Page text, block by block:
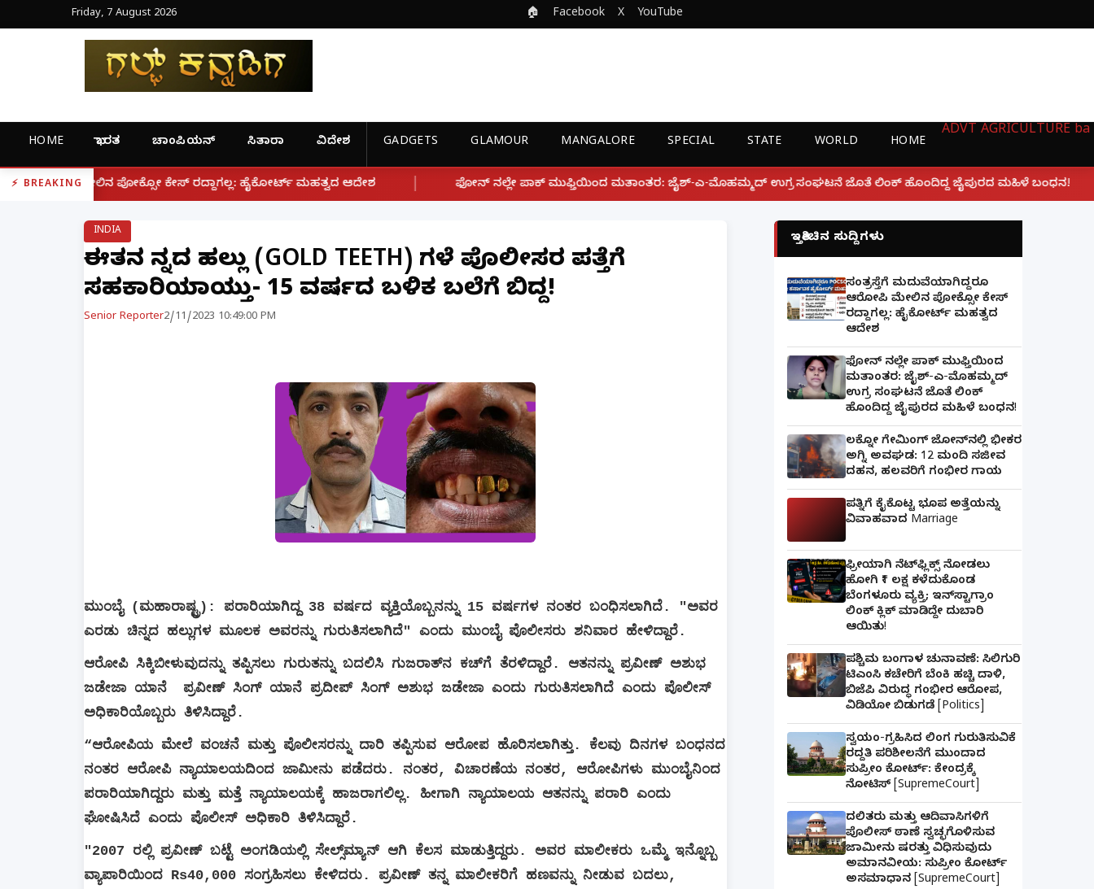
Friday, 7 August 2026 🏠 Facebook X YouTube
HOME ಭಾರತ ಚಾಂಪಿಯನ್ ಸಿತಾರಾ ವಿದೇಶ GADGETS GLAMOUR MANGALORE SPECIAL STATE WORLD HOME
ADVT AGRICULTURE ba
BREAKING
ಕೇಸ್ ರದ್ದಾಗಲ್ಲ: ಹೈಕೋರ್ಟ್ ಮಹತ್ವದ ಆದೇಶ | ಫೋನ್ ನಲ್ಲೇ ಪಾಕ್ ಮುಫ್ತಿಯಿಂದ ಮತಾಂತರ: ಜೈಶ್-ಎ-ಮೊಹಮ್ಮದ್ ಉಗ್ರ ಸಂಘಟನೆ ಜೊತೆ ಲಿಂಕ್ ಹೊಂದಿದ್ದ ಜೈಪುರದ ಮಹಿಳೆ ಬಂಧನ! | ಲಕ್ನೋ ಗೇಮಿಂಗ್
INDIA
ಈತನ ಚಿನ್ನದ ಹಲ್ಲು (GOLD TEETH) ಗಳೆ ಪೊಲೀಸರ ಪತ್ತೆಗೆ
ಸಹಕಾರಿಯಾಯ್ತು- 15 ವರ್ಷದ ಬಳಿಕ ಬಲೆಗೆ ಬಿದ್ದ!
Senior Reporter2/11/2023 10:49:00 PM
ಮುಂಬೈ (ಮಹಾರಾಷ್ಟ್ರ): ಪರಾರಿಯಾಗಿದ್ದ 38 ವರ್ಷದ ವ್ಯಕ್ತಿಯೊಬ್ಬನನ್ನು 15 ವರ್ಷಗಳ ನಂತರ ಬಂಧಿಸಲಾಗಿದೆ. "ಅವರ
ಎರಡು ಚಿನ್ನದ ಹಲ್ಲುಗಳ ಮೂಲಕ ಅವರನ್ನು ಗುರುತಿಸಲಾಗಿದೆ" ಎಂದು ಮುಂಬೈ ಪೊಲೀಸರು ಶನಿವಾರ ಹೇಳಿದ್ದಾರೆ.
ಆರೋಪಿ ಸಿಕ್ಕಿಬೀಳುವುದನ್ನು ತಪ್ಪಿಸಲು ಗುರುತನ್ನು ಬದಲಿಸಿ ಗುಜರಾತ್‌ನ ಕಚ್‌ಗೆ ತೆರಳಿದ್ದಾರೆ. ಆತನನ್ನು ಪ್ರವೀಣ್ ಅಶುಭ
ಜಡೇಜಾ ಯಾನೆ
ಪ್ರವೀಣ್ ಸಿಂಗ್ ಯಾನೆ ಪ್ರದೀಪ್ ಸಿಂಗ್ ಅಶುಭ ಜಡೇಜಾ ಎಂದು ಗುರುತಿಸಲಾಗಿದೆ ಎಂದು ಪೊಲೀಸ್
ಅಧಿಕಾರಿಯೊಬ್ಬರು ತಿಳಿಸಿದ್ದಾರೆ.
“ಆರೋಪಿಯ ಮೇಲೆ ವಂಚನೆ ಮತ್ತು ಪೊಲೀಸರನ್ನು ದಾರಿ ತಪ್ಪಿಸುವ ಆರೋಪ ಹೊರಿಸಲಾಗಿತ್ತು. ಕೆಲವು ದಿನಗಳ ಬಂಧನದ
ನಂತರ ಆರೋಪಿ ನ್ಯಾಯಾಲಯದಿಂದ ಜಾಮೀನು ಪಡೆದರು. ನಂತರ, ವಿಚಾರಣೆಯ ನಂತರ, ಆರೋಪಿಗಳು ಮುಂಬೈನಿಂದ
ಪರಾರಿಯಾಗಿದ್ದರು ಮತ್ತು ಮತ್ತೆ ನ್ಯಾಯಾಲಯಕ್ಕೆ ಹಾಜರಾಗಲಿಲ್ಲ. ಹೀಗಾಗಿ ನ್ಯಾಯಾಲಯ ಆತನನ್ನು ಪರಾರಿ ಎಂದು
ಘೋಷಿಸಿದೆ ಎಂದು ಪೊಲೀಸ್ ಅಧಿಕಾರಿ ತಿಳಿಸಿದ್ದಾರೆ.
"2007 ರಲ್ಲಿ ಪ್ರವೀಣ್ ಬಟ್ಟೆ ಅಂಗಡಿಯಲ್ಲಿ ಸೇಲ್ಸ್‌ಮ್ಯಾನ್ ಆಗಿ ಕೆಲಸ ಮಾಡುತ್ತಿದ್ದರು. ಅವರ ಮಾಲೀಕರು ಒಮ್ಮೆ ಇನ್ನೊಬ್ಬ
ವ್ಯಾಪಾರಿಯಿಂದ Rs40,000 ಸಂಗ್ರಹಿಸಲು ಕೇಳಿದರು. ಪ್ರವೀಣ್ ತನ್ನ ಮಾಲೀಕರಿಗೆ ಹಣವನ್ನು ನೀಡುವ ಬದಲು,
ಇತ್ತೀಚಿನ ಸುದ್ದಿಗಳು
ಸಂತ್ರಸ್ತೆಗೆ ಮದುವೆಯಾಗಿದ್ದರೂ
ಆರೋಪಿ ಮೇಲಿನ ಪೋಕ್ಸೋ ಕೇಸ್
ರದ್ದಾಗಲ್ಲ: ಹೈಕೋರ್ಟ್ ಮಹತ್ವದ
ಆದೇಶ
ಫೋನ್ ನಲ್ಲೇ ಪಾಕ್ ಮುಫ್ತಿಯಿಂದ
ಮತಾಂತರ: ಜೈಶ್-ಎ-ಮೊಹಮ್ಮದ್
ಉಗ್ರ ಸಂಘಟನೆ ಜೊತೆ ಲಿಂಕ್
ಹೊಂದಿದ್ದ ಜೈಪುರದ ಮಹಿಳೆ ಬಂಧನ!
ಲಕ್ನೋ ಗೇಮಿಂಗ್ ಜೋನ್‌ನಲ್ಲಿ ಭೀಕರ
ಅಗ್ನಿ ಅವಘಡ: 12 ಮಂದಿ ಸಜೀವ
ದಹನ, ಹಲವರಿಗೆ ಗಂಭೀರ ಗಾಯ
ಪತ್ನಿಗೆ ಕೈಕೊಟ್ಟ ಭೂಪ ಅತ್ತೆಯನ್ನು
ವಿವಾಹವಾದ Marriage
ಫ್ರೀಯಾಗಿ ನೆಟ್‌ಫ್ಲಿಕ್ಸ್ ನೋಡಲು
ಹೋಗಿ ₹1 ಲಕ್ಷ ಕಳೆದುಕೊಂಡ
ಬೆಂಗಳೂರು ವ್ಯಕ್ತಿ; ಇನ್‌ಸ್ಟಾಗ್ರಾಂ
ಲಿಂಕ್ ಕ್ಲಿಕ್ ಮಾಡಿದ್ದೇ ದುಬಾರಿ
ಆಯಿತು!
ಪಶ್ಚಿಮ ಬಂಗಾಳ ಚುನಾವಣೆ: ಸಿಲಿಗುರಿ
ಟಿಎಂಸಿ ಕಚೇರಿಗೆ ಬೆಂಕಿ ಹಚ್ಚಿ ದಾಳಿ,
ಬಿಜೆಪಿ ವಿರುದ್ಧ ಗಂಭೀರ ಆರೋಪ,
ವಿಡಿಯೋ ಬಿಡುಗಡೆ [Politics]
ಸ್ವಯಂ-ಗ್ರಹಿಸಿದ ಲಿಂಗ ಗುರುತಿಸುವಿಕೆ
ರದ್ದತಿ ಪರಿಶೀಲನೆಗೆ ಮುಂದಾದ
ಸುಪ್ರೀಂ ಕೋರ್ಟ್: ಕೇಂದ್ರಕ್ಕೆ
ನೋಟಿಸ್ [SupremeCourt]
ದಲಿತರು ಮತ್ತು ಆದಿವಾಸಿಗಳಿಗೆ
ಪೊಲೀಸ್ ಠಾಣೆ ಸ್ವಚ್ಛಗೊಳಿಸುವ
ಜಾಮೀನು ಷರತ್ತು ವಿಧಿಸುವುದು
ಅಮಾನವೀಯ: ಸುಪ್ರೀಂ ಕೋರ್ಟ್
ಅಸಮಾಧಾನ [SupremeCourt]